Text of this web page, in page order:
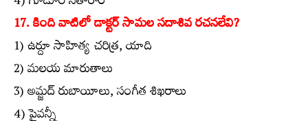
17. కింది వాటిలో డాక్టర్‌ సామల సదాశివ రచనలేవి?
1) ఉర్దూ సాహిత్య చరిత్ర, యాది
2) మలయ మారుతాలు
3) అమ్జద్‌ రుబాయీలు, సంగీత శిఖరాలు
4) పైవన్నీ